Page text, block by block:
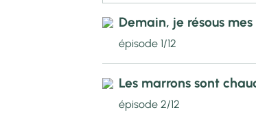
Demain, je résous
épisode 1/12
Les marrons sont
épisode 2/12